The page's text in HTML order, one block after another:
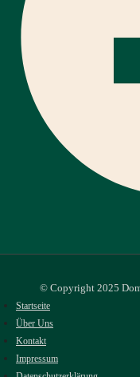
© Copyright 2025
Startseite
Über Uns
Kontakt
Impressum